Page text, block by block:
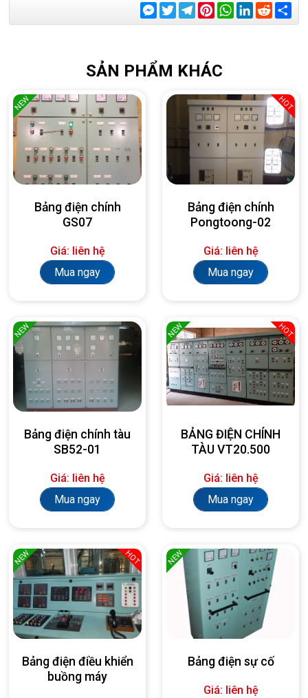
Messenger
TwitterTelegram
Pinterest
WhatsApp
LinkedIn
Reddit
SẢN PHẨM KHÁC
NEW
Bảng điện chính
GS07
Giá: liên hệ
Mua ngay
HOT
Bảng điện chính
Pongtoong-02
Giá: liên hệ
Mua ngay
NEW
Bảng điện chính tàu
SB52-01
Giá: liên hệ
Mua ngay
NEW HOT
BẢNG ĐIỆN CHÍNH
TÀU VT20.500
Giá: liên hệ
Mua ngay
NEW HOT
Bảng điện điều khiển
buồng máy
NEW
Bảng điện sự cố
Giá: liên hệ